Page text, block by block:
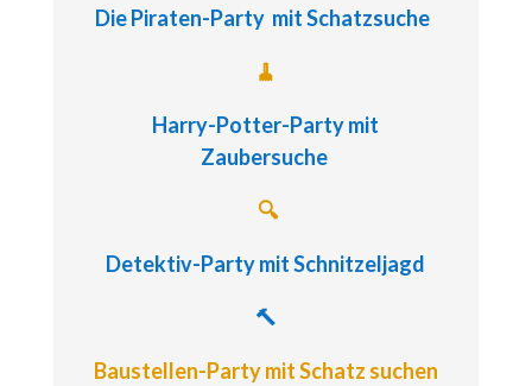
Die Piraten-Party mit Schatzsuche
🧹
Harry-Potter-Partymit
Zaubersuche
🔍
Detektiv-Partymit Schnitzeljagd
🔨
Baustellen-Party mit Schatz suchen